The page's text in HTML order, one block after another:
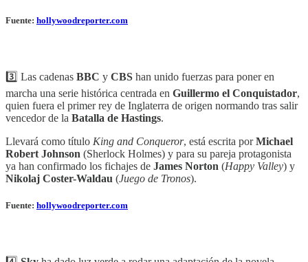
Fuente: hollywoodreporter.com
3️⃣ Las cadenas BBC y CBS han unido fuerzas para poner en
marcha una serie histórica centrada en Guillermo el Conquistador,
quien fuera el primer rey de Inglaterra de origen normando tras salir
vencedor de la Batalla de Hastings.
Llevará como título King and Conqueror, está escrita porMichael
Robert Johnson (Sherlock Holmes) y para su pareja protagonista
ya han confirmado los fichajes de James Norton (Happy Valley) y
Nikolaj Coster-Waldau (Juego de Tronos).
Fuente: hollywoodreporter.com